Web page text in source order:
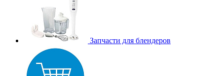
Запчасти для блендеров